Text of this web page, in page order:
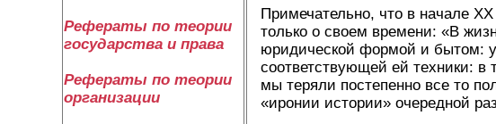
Рефераты по теории
государства и права
Рефераты по теории
организации
Примечательно, что в начале
только о своем времени: «В
юридической формой и бытом:
соответствующей ей техники:
мы теряли постепенно все то
«иронии истории» очередной